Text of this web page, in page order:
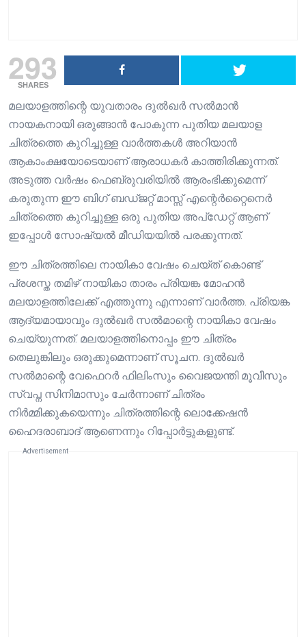
293
SHARES
മലയാളത്തിന്റെ യുവതാരം ദുൽഖർ സൽമാൻ
നായകനായി ഒരുങ്ങാൻ പോകുന്ന പുതിയ മലയാള
ചിത്രത്തെ കുറിച്ചുള്ള വാർത്തകൾ അറിയാൻ
ആകാംക്ഷയോടെയാണ് ആരാധകർ കാത്തിരിക്കുന്നത്.
അടുത്ത വർഷം ഫെബ്രുവരിയിൽ ആരംഭിക്കുമെന്ന്
കരുതുന്ന ഈ ബിഗ് ബഡ്ജറ്റ് മാസ്സ് എന്റെർറ്റൈനെർ
ചിത്രത്തെ കുറിച്ചുള്ള ഒരു പുതിയ അപ്‌ഡേറ്റ് ആണ്
ഇപ്പോൾ സോഷ്യൽ മീഡിയയിൽ പരക്കുന്നത്.
ഈ ചിത്രത്തിലെ നായികാ വേഷം ചെയ്ത് കൊണ്ട്
പ്രശസ്ത തമിഴ് നായികാ താരം പ്രിയങ്ക മോഹൻ
മലയാളത്തിലേക്ക് എത്തുന്നു എന്നാണ് വാർത്ത. പ്രിയങ്ക
ആദ്യമായാവും ദുൽഖർ സൽമാന്റെ നായികാ വേഷം
ചെയ്യുന്നത്. മലയാളത്തിനൊപ്പം ഈ ചിത്രം
തെലുങ്കിലും ഒരുക്കുമെന്നാണ് സൂചന. ദുൽഖർ
സൽമാന്റെ വേഫെറർ ഫിലിംസും വൈജയന്തി മൂവീസും
സ്വപ്ന സിനിമാസും ചേർന്നാണ് ചിത്രം
നിർമ്മിക്കുകയെന്നും ചിത്രത്തിന്റെ ലൊക്കേഷൻ
ഹൈദരാബാദ് ആണെന്നും റിപ്പോർട്ടുകളുണ്ട്.
Advertisement